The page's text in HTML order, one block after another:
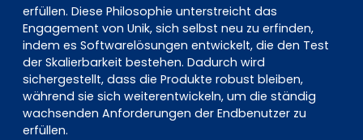
erfüllen. Diese Philosophie unterstreicht das
Engagement von Unik, sich selbst neu zu erfinden,
indem es Softwarelösungen entwickelt, die den Test
der Skalierbarkeit bestehen. Dadurch wird
sichergestellt, dass die Produkte robust bleiben,
während sie sich weiterentwickeln, um die ständig
wachsenden Anforderungen der Endbenutzer zu
erfüllen.